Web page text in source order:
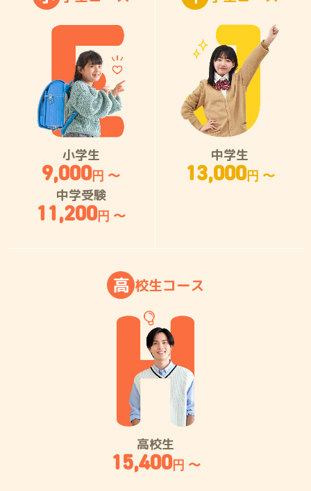
小学生
9,000円 〜
中学受験
11,200円 〜
中学生
13,000円 〜
高 校生コース
高校生
15,400円 〜